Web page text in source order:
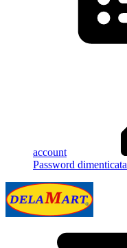
account
Password dimenticata